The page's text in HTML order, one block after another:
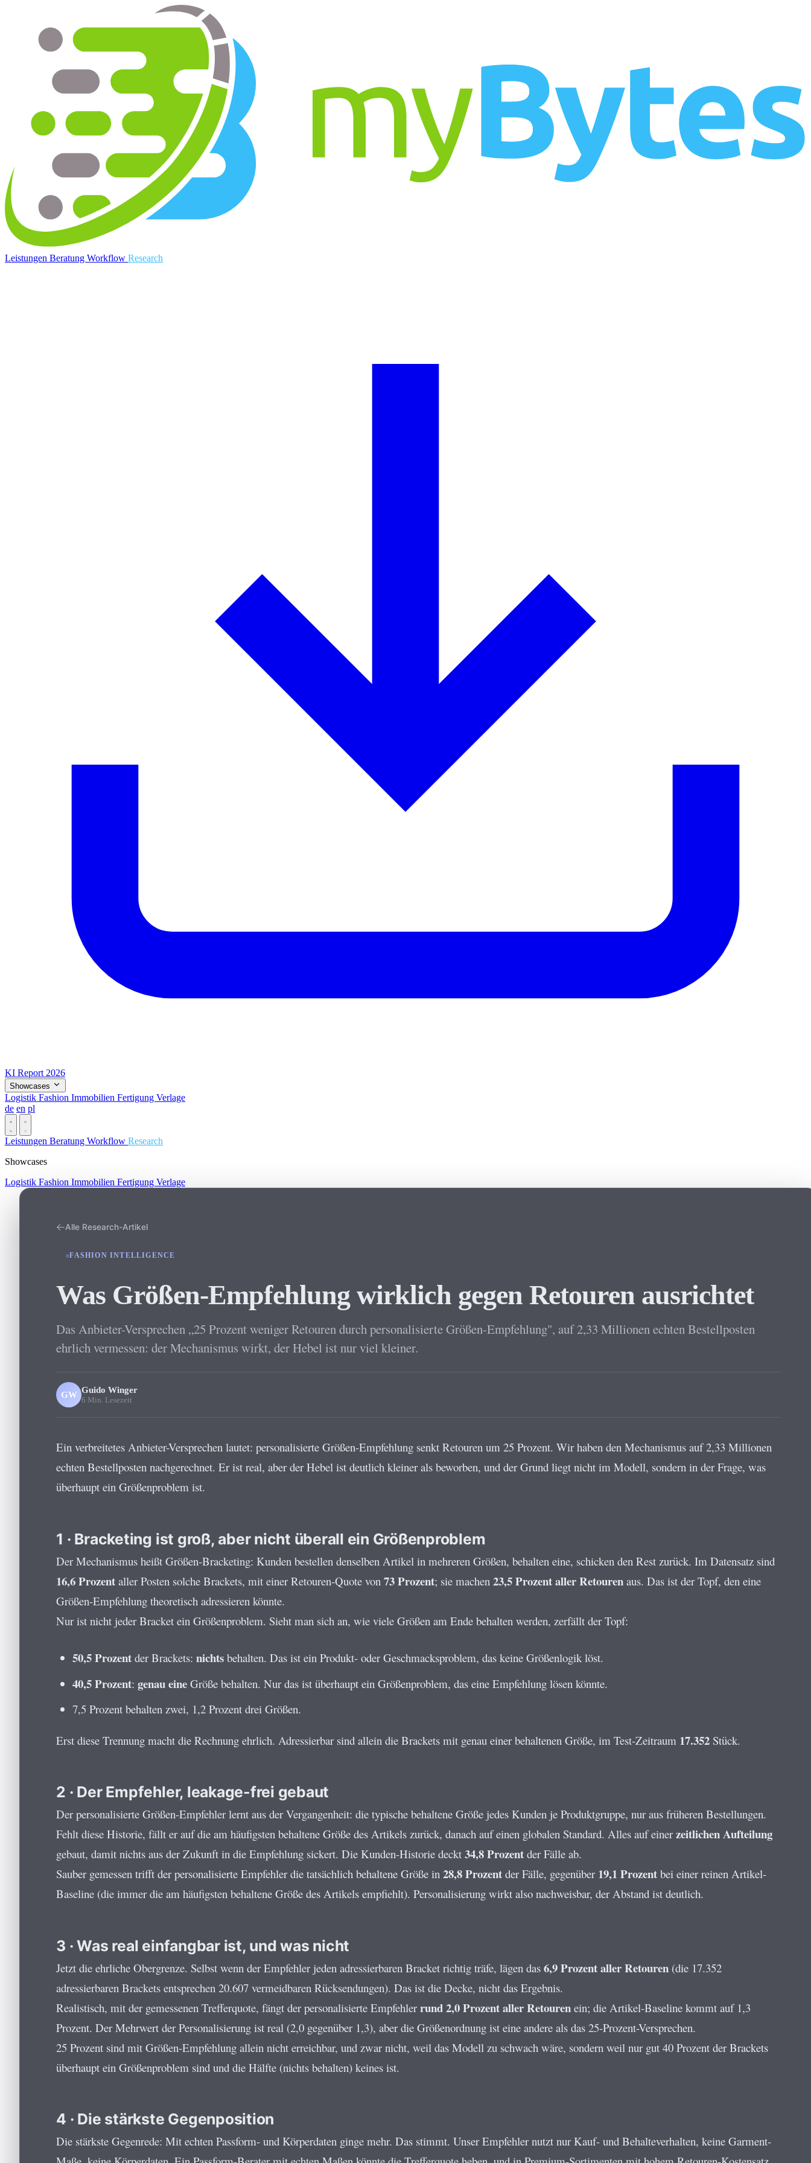
Leistungen Beratung Workflow Research
KI Report 2026
Showcases
Logistik Fashion Immobilien Fertigung Verlage
de en pl
Dark
Leistungen Beratung Workflow Research
Showcases
Logistik Fashion Immobilien Fertigung Verlage
Alle Research-Artikel
FASHION INTELLIGENCE
Was Größen-Empfehlung wirklich gegen Retouren ausrichtet
Das Anbieter-Versprechen „25 Prozent weniger Retouren durch personalisierte Größen-Empfehlung", auf 2,33 Millionen echten Bestellposten
ehrlich vermessen: der Mechanismus wirkt, der Hebel ist nur viel kleiner.
GW Guido Winger
6 Min. Lesezeit
Ein verbreitetes Anbieter-Versprechen lautet: personalisierte Größen-Empfehlung senkt Retouren um 25 Prozent. Wir haben den Mechanismus auf 2,33 Millionen
echten Bestellposten nachgerechnet. Er ist real, aber der Hebel ist deutlich kleiner als beworben, und der Grund liegt nicht im Modell, sondern in der Frage, was
überhaupt ein Größenproblem ist.
1 · Bracketing ist groß, aber nicht überall ein Größenproblem
Der Mechanismus heißt Größen-Bracketing: Kunden bestellen denselben Artikel in mehreren Größen, behalten eine, schicken den Rest zurück. Im Datensatz sind
16,6 Prozent aller Posten solche Brackets, mit einer Retouren-Quote von73 Prozent; sie machen23,5 Prozent aller Retouren aus. Das ist der Topf, den eine
Größen-Empfehlung theoretisch adressieren könnte.
Nur ist nicht jeder Bracket ein Größenproblem. Sieht man sich an, wie viele Größen am Ende behalten werden, zerfällt der Topf:
50,5 Prozentder Brackets: nichtsbehalten. Das ist ein Produkt- oder Geschmacksproblem, das keine Größenlogik löst.
40,5 Prozent: genau eineGröße behalten. Nur das ist überhaupt ein Größenproblem, das eine Empfehlung lösen könnte.
7,5 Prozent behalten zwei, 1,2 Prozent drei Größen.
Erst diese Trennung macht die Rechnung ehrlich. Adressierbar sind allein die Brackets mit genau einer behaltenen Größe, im Test-Zeitraum 17.352 Stück.
2 · Der Empfehler, leakage-frei gebaut
Der personalisierte Größen-Empfehler lernt aus der Vergangenheit: die typische behaltene Größe jedes Kunden je Produktgruppe, nur aus früheren Bestellungen.
Fehlt diese Historie, fällt er auf die am häufigsten behaltene Größe des Artikels zurück, danach auf einen globalen Standard. Alles auf einerzeitlichen Aufteilung
gebaut, damit nichts aus der Zukunft in die Empfehlung sickert. Die Kunden-Historie deckt34,8 Prozent der Fälle ab.
Sauber gemessen trifft der personalisierte Empfehler die tatsächlich behaltene Größe in28,8 Prozent der Fälle, gegenüber 19,1 Prozent bei einer reinen Artikel-
Baseline (die immer die am häufigsten behaltene Größe des Artikels empfiehlt). Personalisierung wirkt also nachweisbar, der Abstand ist deutlich.
3 · Was real einfangbar ist, und was nicht
Jetzt die ehrliche Obergrenze. Selbst wenn der Empfehler jeden adressierbaren Bracket richtig träfe, lägen das6,9 Prozent aller Retouren (die 17.352
adressierbaren Brackets entsprechen 20.607 vermeidbaren Rücksendungen). Das ist die Decke, nicht das Ergebnis.
Realistisch, mit der gemessenen Trefferquote, fängt der personalisierte Empfehlerrund 2,0 Prozent aller Retouren ein; die Artikel-Baseline kommt auf 1,3
Prozent. Der Mehrwert der Personalisierung ist real (2,0 gegenüber 1,3), aber die Größenordnung ist eine andere als das 25-Prozent-Versprechen.
25 Prozent sind mit Größen-Empfehlung allein nicht erreichbar, und zwar nicht, weil das Modell zu schwach wäre, sondern weil nur gut 40 Prozent der Brackets
überhaupt ein Größenproblem sind und die Hälfte (nichts behalten) keines ist.
4 · Die stärkste Gegenposition
Die stärkste Gegenrede: Mit echten Passform- und Körperdaten ginge mehr. Das stimmt. Unser Empfehler nutzt nur Kauf- und Behalteverhalten, keine Garment-